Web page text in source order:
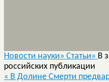
Новости науки» Статьи» В
российских публикации
« В Долине Смерти